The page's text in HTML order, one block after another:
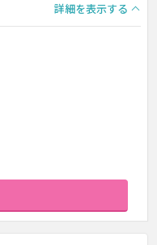
詳細を表示する